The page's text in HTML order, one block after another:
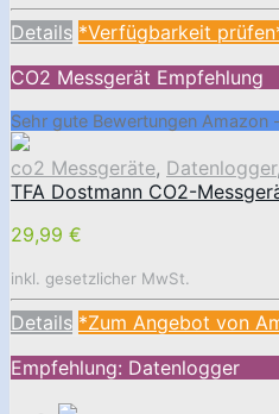
Details *Verfügbarkeit
CO2 Messgerät Empfehlung
Sehr gute Bewertungen Amazon
co2 Messgeräte, Datenlogger,
TFA Dostmann CO2-
29,99 €
inkl. gesetzlicher MwSt.
Details *Zum Angebot von
Empfehlung: Datenlogger